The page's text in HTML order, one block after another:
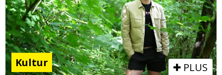
Kultur PLUS